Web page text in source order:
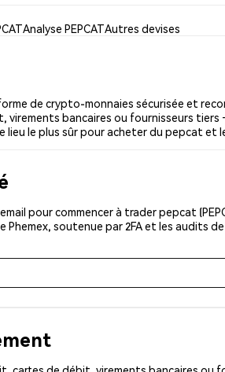
Analyse PEPCATAutres devises
de crypto-monnaies sécurisée et
virements bancaires ou fournisseurs
le plus sûr pour acheter du pepcat et
pour commencer à trader pepcat
soutenue par 2FA et les audits